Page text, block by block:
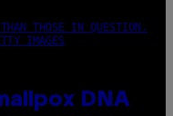
THOSE IN QUESTION.
IMAGES
DNA